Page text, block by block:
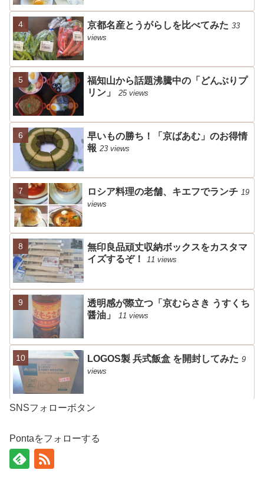
京都名産とうがらしを比べてみた 33
views
福知山から話題沸騰中の「どんぶりプ
リン」
25 views
早いもの勝ち！「京ばあむ」のお得情
報 23 views
ロシア料理の老舗、キエフでランチ 19
views
無印良品頑丈収納ボックスをカスタマ
イズするぞ！
11 views
透明感が際立つ「京むらさき うすくち
醤油」
11 views
LOGOS製 兵式飯盒 を開封してみた 9
views
SNSフォローボタン
Pontaをフォローする